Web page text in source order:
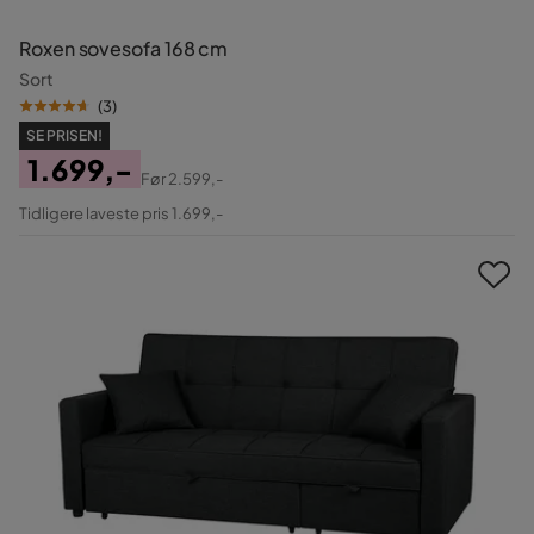
Roxen sovesofa 168 cm
Sort
(3)
SE PRISEN!
Pris
1.699,-
Original
Før2.599,-
Tidligere laveste pris 1.699,-